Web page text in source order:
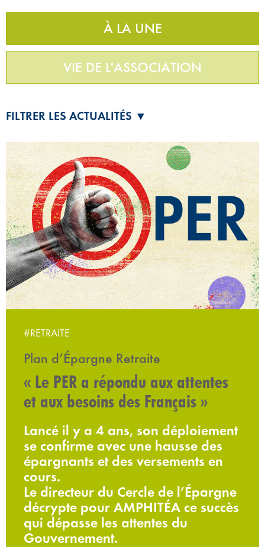
À LA UNE
VIE DE L'ASSOCIATION
FILTRER LES ACTUALITÉS ▼
#RETRAITE
Plan d’Épargne Retraite
« Le PER a répondu aux attentes
et aux besoins des Français »
Lancé il y a 4 ans, son déploiement
se confirme avec une hausse des
épargnants et des versements en
cours.
Le directeur du Cercle de l’Épargne
décrypte pour AMPHITÉA ce succès
qui dépasse les attentes du
Gouvernement.